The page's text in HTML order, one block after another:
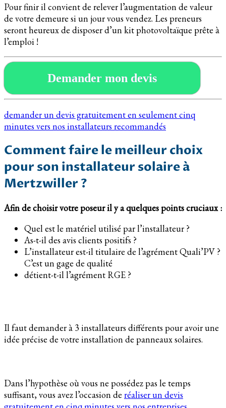
Pour finir il convient de relever l’augmentation de valeur
de votre demeure si un jour vous vendez. Les preneurs
seront heureux de disposer d’un kit photovoltaïque prête à
l’emploi !
Demander mon devis
demander un devis gratuitement en seulement cinq
minutes vers nos installateurs recommandés
Comment faire le meilleur choix
pour son installateur solaire à
Mertzwiller ?
Afin de choisir votre poseur il y a quelques points cruciaux :
Quel est le matériel utilisé par l’installateur ?
As-t-il des avis clients positifs ?
L’installateur est-il titulaire de l’agrément Quali’PV ?
C’est un gage de qualité
détient-t-il l’agrément RGE ?
Il faut demander à 3 installateurs différents pour avoir une
idée précise de votre installation de panneaux solaires.
Dans l’hypothèse où vous ne possédez pas le temps
suffisant, vous avez l’occasion de réaliser un devis